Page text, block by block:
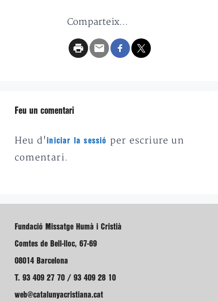
Comparteix...
Feu un comentari
Heu d'iniciar la sessió
per escriure un
comentari.
Fundació Missatge Humà i Cristià
Comtes de Bell-lloc, 67-69
08014 Barcelona
T. 93 409 27 70 / 93 409 28 10
web@catalunyacristiana.cat